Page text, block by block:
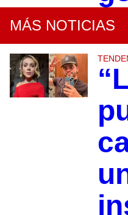
MÁS NOTICIAS